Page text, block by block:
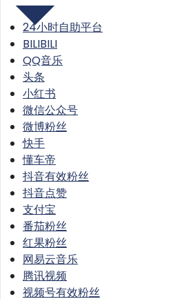
24小时自助平台
BILIBILI
QQ音乐
头条
小红书
微信公众号
微博粉丝
快手
懂车帝
抖音有效粉丝
抖音点赞
支付宝
番茄粉丝
红果粉丝
网易云音乐
腾讯视频
视频号有效粉丝